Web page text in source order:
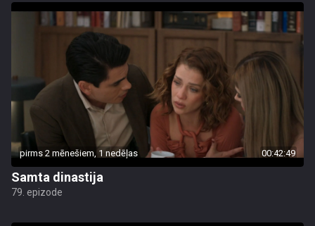
pirms 2 mēnešiem, 1 nedēļas 00:42:49
Samta dinastija
79. epizode